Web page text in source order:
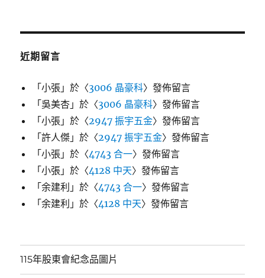
近期留言
「小張 」於〈3006 晶豪科〉發佈留言
「吳美杏 」於〈3006 晶豪科〉發佈留言
「小張 」於〈2947 振宇五金〉發佈留言
「許人傑 」於〈2947 振宇五金〉發佈留言
「小張 」於〈4743 合一〉發佈留言
「小張 」於〈4128 中天〉發佈留言
「余建利 」於〈4743 合一〉發佈留言
「余建利 」於〈4128 中天〉發佈留言
115年股東會紀念品圖片